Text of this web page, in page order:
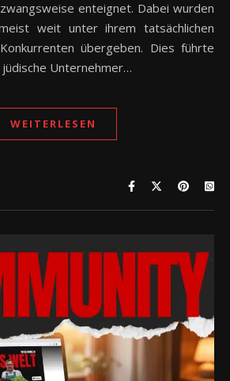
enteignet. Dabei wurden
weit unter ihrem tatsächlichen
übergeben. Dies führte
Unternehmer…
WEITERLESEN